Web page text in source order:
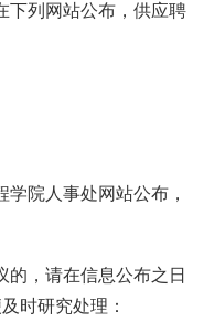
下列网站公布，供应聘
院人事处网站公布，
的，请在信息公布之日
时研究处理：